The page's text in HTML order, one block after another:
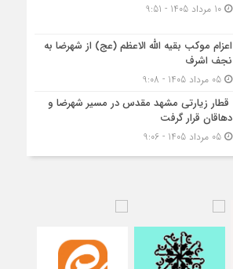
10 مرداد 1405 - 9:51
اعزام موکب بقیه الله الاعظم (عج) از شهرضا به
نجف اشرف
05 مرداد 1405 - 9:08
قطار زیارتی مشهد مقدس در مسیر شهرضا و
دهاقان قرار گرفت
05 مرداد 1405 - 9:06